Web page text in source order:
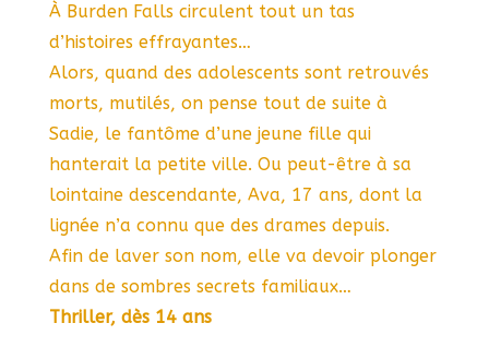
À Burden Falls circulent tout un tas
d’histoires effrayantes…
Alors, quand des adolescents sont retrouvés
morts, mutilés, on pense tout de suite à
Sadie, le fantôme d’une jeune fille qui
hanterait la petite ville. Ou peut-être à sa
lointaine descendante, Ava, 17 ans, dont la
lignée n’a connu que des drames depuis.
Afin de laver son nom, elle va devoir plonger
dans de sombres secrets familiaux…
Thriller, dès 14 ans